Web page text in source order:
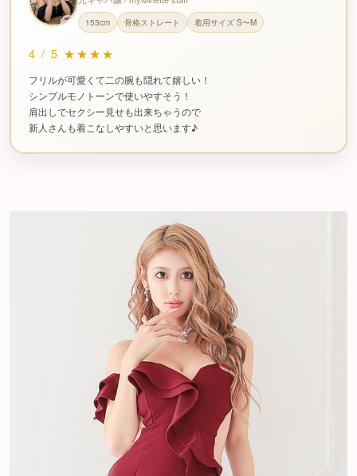
153cm 骨格ストレート 着用サイズ S〜M
4 / 5 ★★★★
フリルが可愛くて二の腕も隠れて嬉しい！
シンプルモノトーンで使いやすそう！
肩出しでセクシー見せも出来ちゃうので
新人さんも着こなしやすいと思います♪